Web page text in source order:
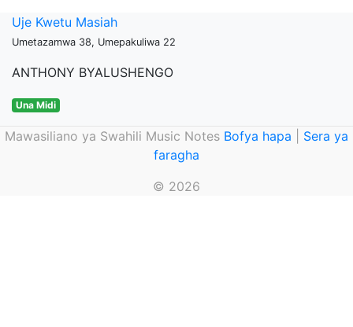
Uje Kwetu Masiah
Umetazamwa 38, Umepakuliwa 22
ANTHONY BYALUSHENGO
Una Midi
Mawasiliano ya Swahili Music Notes Bofya hapa
Sera ya
faragha
© 2026